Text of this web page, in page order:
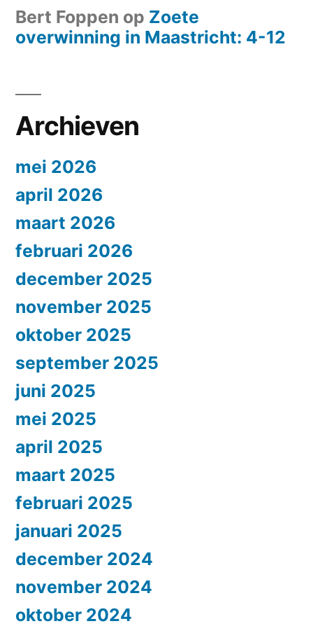
Bert Foppen op Zoete
overwinning in Maastricht: 4-12
Archieven
mei 2026
april 2026
maart 2026
februari 2026
december 2025
november 2025
oktober 2025
september 2025
juni 2025
mei 2025
april 2025
maart 2025
februari 2025
januari 2025
december 2024
november 2024
oktober 2024